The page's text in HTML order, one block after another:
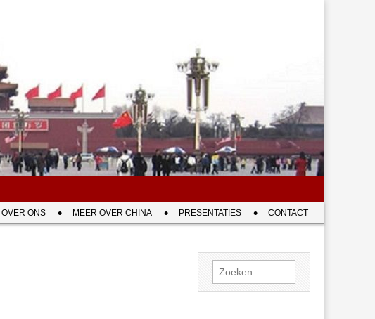
OVER ONS MEER OVER CHINA PRESENTATIES CONTACT
Zoeken
naar: